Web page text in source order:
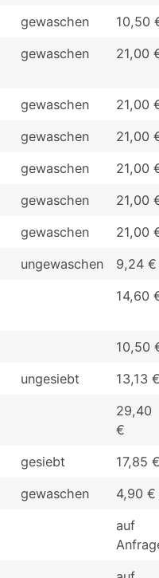
gewaschen
10,50
gewaschen 21,00
gewaschen
21,00
gewaschen
21,00
gewaschen
21,00
gewaschen
21,00
gewaschen
21,00
ungewaschen
9,24 €
14,60
10,50
ungesiebt
13,13
29,40
€
gesiebt
17,85
gewaschen
4,90 €
auf